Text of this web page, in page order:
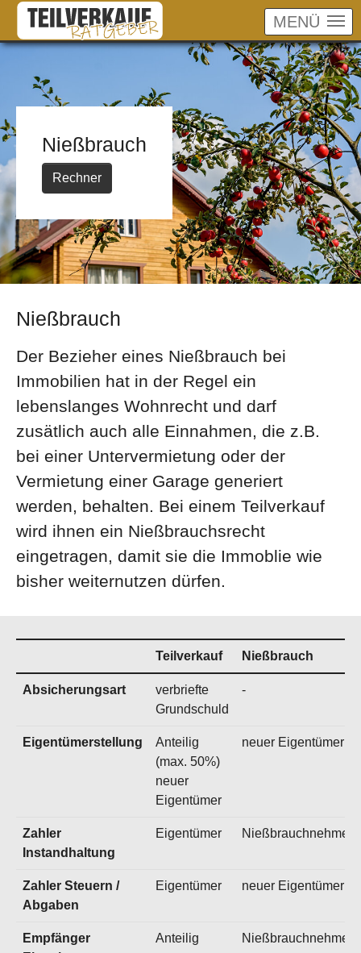
Skip to main content
MENÜ
Nießbrauch
Rechner
Nießbrauch
Der Bezieher eines Nießbrauch bei
Immobilien hat in der Regel ein
lebenslanges Wohnrecht und darf
zusätlich auch alle Einnahmen, die z.B.
bei einer Untervermietung oder der
Vermietung einer Garage generiert
werden, behalten. Bei einem Teilverkauf
wird ihnen ein Nießbrauchsrecht
eingetragen, damit sie die Immoblie wie
bisher weiternutzen dürfen.
Teilverkauf Nießbrauch
Absicherungsart
verbriefte
Grundschuld
-
Eigentümerstellung
Anteilig
(max. 50%)
neuer
Eigentümer
neuer Eigentümer
Zahler
Instandhaltung
Eigentümer Nießbrauchnehmer
Zahler Steuern /
Abgaben
Eigentümer neuer Eigentümer
Empfänger
Anteilig Nießbrauchnehmer